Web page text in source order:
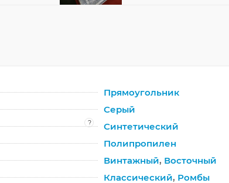
Прямоугольник
Серый
?
Синтетический
Полипропилен
Винтажный, Восточный
Классический, Ромбы